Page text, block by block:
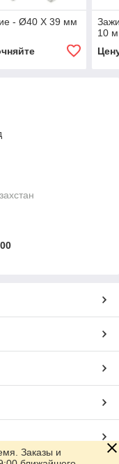
- Ø40 X 39 мм
10
Заказы и